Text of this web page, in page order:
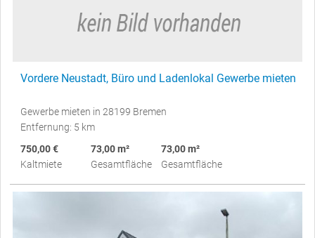
Vordere Neustadt, Büro und Ladenlokal Gewerbe mieten
Gewerbe mieten in 28199 Bremen
Entfernung: 5 km
750,00 €
Kaltmiete
73,00 m²
Gesamtfläche
73,00 m²
Gesamtfläche